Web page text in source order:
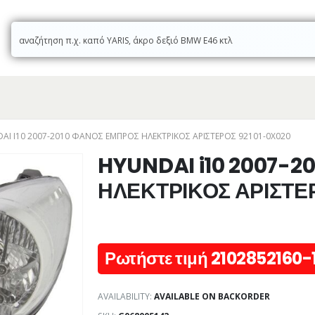
I10 2007-2010 ΦΑΝΟΣ ΕΜΠΡΟΣ ΗΛΕΚΤΡΙΚΟΣ ΑΡΙΣΤΕΡΟΣ 92101-0X020
HYUNDAI i10 2007-
ΗΛΕΚΤΡΙΚΟΣ
Ρωτήστε τιμή 2102852160-
AVAILABILITY: AVAILABLE ON BACKORDER